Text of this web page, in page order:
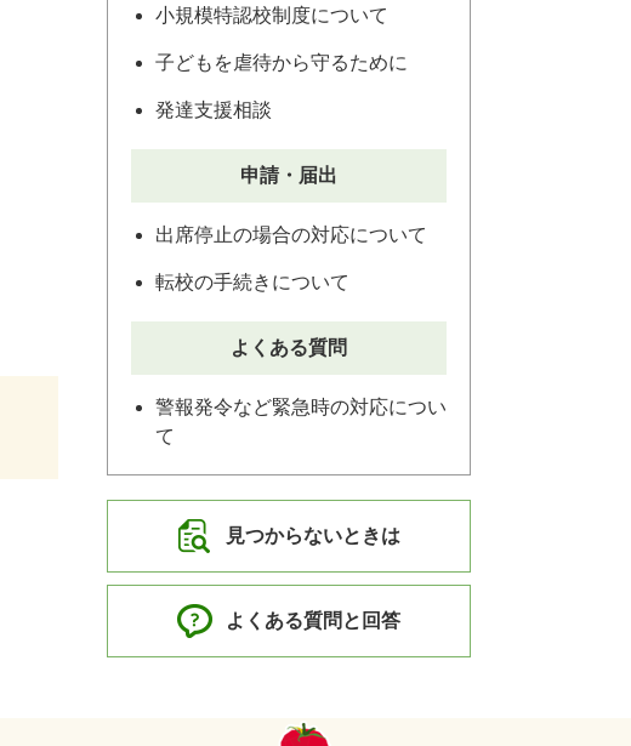
小規模特認校制度について
子どもを虐待から守るために
発達支援相談
申請・届出
出席停止の場合の対応について
転校の手続きについて
よくある質問
警報発令など緊急時の対応につい
て
見つからないときは
よくある質問と回答